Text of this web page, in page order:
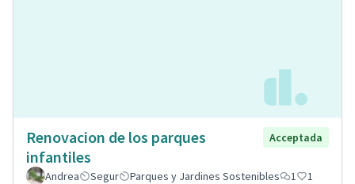
Renovacion de los parques
infantiles
Acceptada
Andrea Segur Parques y Jardines Sostenibles 1 1